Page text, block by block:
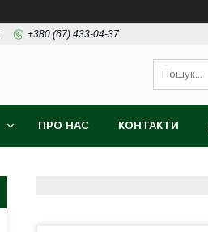
+380 (67) 433-04-37
ПРО НАС КОНТАКТИ